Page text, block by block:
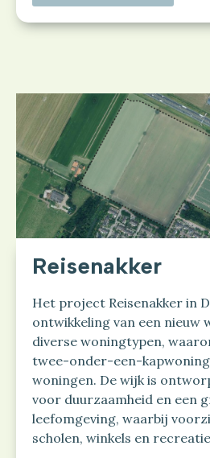
Reisenakker
Het project Reisenakker in
ontwikkeling van een nieuw
diverse woningtypen,
twee-onder-een-
woningen. De wijk is
voor duurzaamheid en een
leefomgeving, waarbij
scholen, winkels en